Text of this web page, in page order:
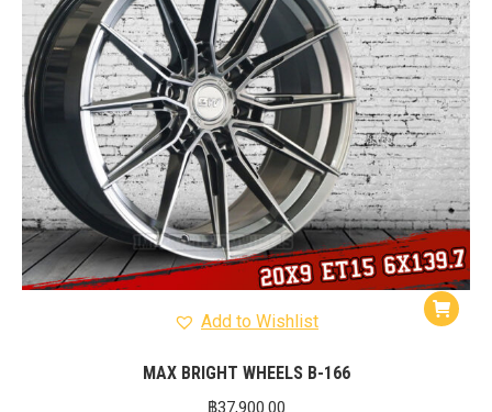
Add to Wishlist
MAX BRIGHT WHEELS B-166
฿37,900.00